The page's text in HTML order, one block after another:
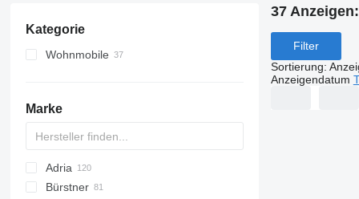
Kategorie
Wohnmobile
ausgebaute Kastenwagen
integrierte Wohnmobile
Marke
Adria
Action
Bürstner
37 Anzeigen:
Filter
Sortierung:
Anzeigendatum